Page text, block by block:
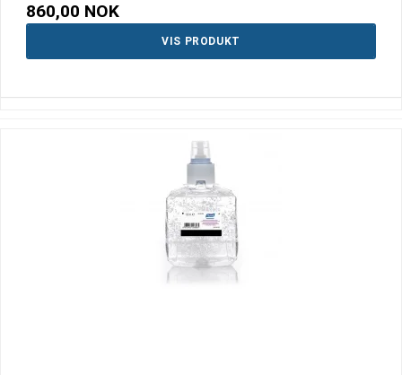
860,00 NOK
VIS PRODUKT